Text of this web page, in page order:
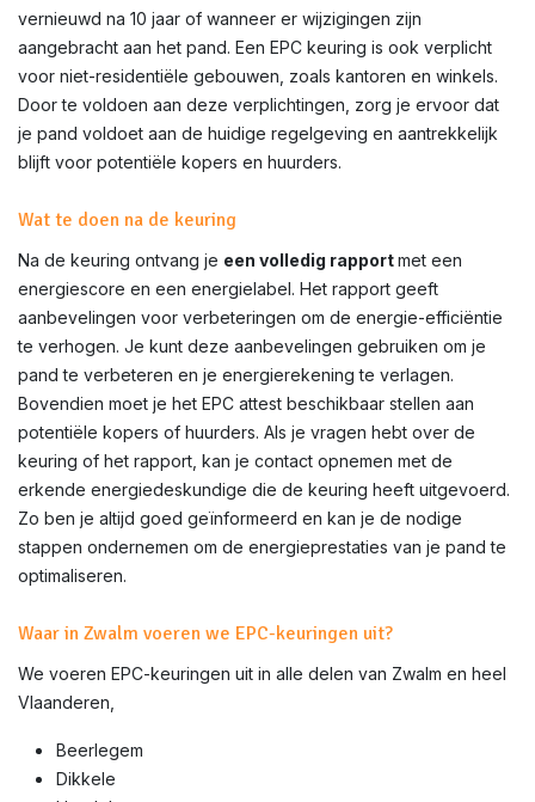
vernieuwd na 10 jaar of wanneer er wijzigingen zijn
aangebracht aan het pand. Een EPC keuring is ook verplicht
voor niet-residentiële gebouwen, zoals kantoren en winkels.
Door te voldoen aan deze verplichtingen, zorg je ervoor dat
je pand voldoet aan de huidige regelgeving en aantrekkelijk
blijft voor potentiële kopers en huurders.
Wat te doen na de keuring
Na de keuring ontvang je een volledig rapportmet een
energiescore en een energielabel. Het rapport geeft
aanbevelingen voor verbeteringen om de energie-efficiëntie
te verhogen. Je kunt deze aanbevelingen gebruiken om je
pand te verbeteren en je energierekening te verlagen.
Bovendien moet je het EPC attest beschikbaar stellen aan
potentiële kopers of huurders. Als je vragen hebt over de
keuring of het rapport, kan je contact opnemen met de
erkende energiedeskundige die de keuring heeft uitgevoerd.
Zo ben je altijd goed geïnformeerd en kan je de nodige
stappen ondernemen om de energieprestaties van je pand te
optimaliseren.
Waar in Zwalm voeren we EPC-keuringen uit?
We voeren EPC-keuringen uit in alle delen van Zwalm en heel
Vlaanderen,
Beerlegem
Dikkele